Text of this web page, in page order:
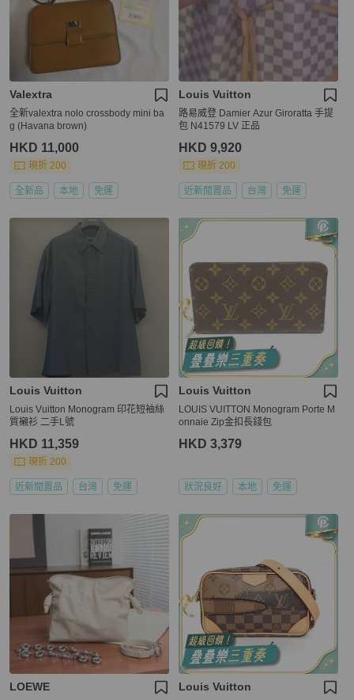
Valextra
全新valextra nolo crossbody mini ba
g (Havana brown)
HKD 11,000
現折 200
全新品 本地 免運
Louis Vuitton
路易威登 Damier Azur Giroratta 手提
包 N41579 LV 正品
HKD 9,920
現折 200
近新閒置品 台灣 免運
Louis Vuitton
Louis Vuitton Monogram 印花短袖絲
質襯衫 二手L號
HKD 11,359
現折 200
近新閒置品 台灣 免運
Louis Vuitton
LOUIS VUITTON Monogram Porte M
onnaie Zip金扣長錢包
HKD 3,379
狀況良好 本地 免運
LOEWE Louis Vuitton